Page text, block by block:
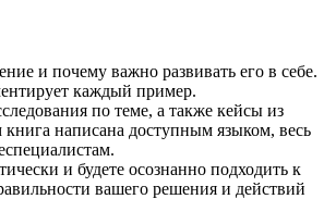
и почему важно развивать его в себе.
каждый пример.
по теме, а также кейсы из
написана доступным языком, весь
и будете осознанно подходить к
вашего решения и действий